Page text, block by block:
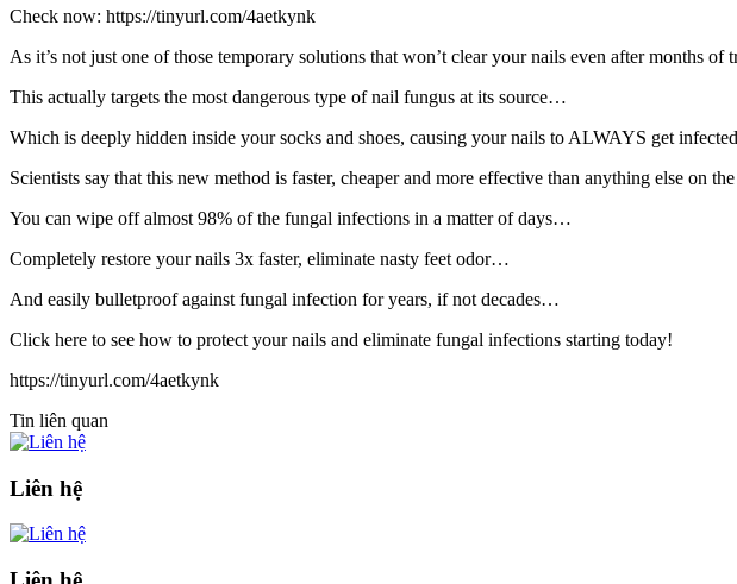
Check now: https://tinyurl.com/4aetkynk
As it’s not just one of those temporary solutions that won’t clear your nails even after months
This actually targets the most dangerous type of nail fungus at its source…
Which is deeply hidden inside your socks and shoes, causing your nails to ALWAYS get
Scientists say that this new method is faster, cheaper and more effective than anything else on
You can wipe off almost 98% of the fungal infections in a matter of days…
Completely restore your nails 3x faster, eliminate nasty feet odor…
And easily bulletproof against fungal infection for years, if not decades…
Click here to see how to protect your nails and eliminate fungal infections starting today!
https://tinyurl.com/4aetkynk
Tin liên quan
Liên hệ